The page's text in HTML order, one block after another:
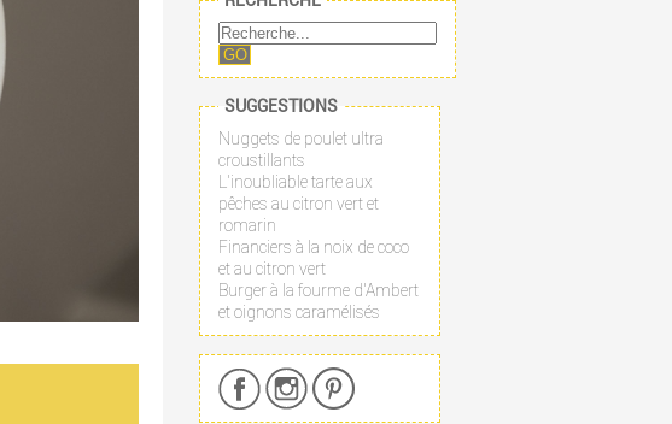
GO
SUGGESTIONS
Nuggets de poulet ultra
croustillants
L'inoubliable tarte aux
pêches au citron vert et
romarin
Financiers à la noix de coco
et au citron vert
Burger à la fourme d'Ambert
et oignons caramélisés